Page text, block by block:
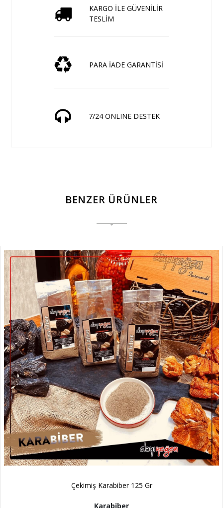
KARGO İLE GÜVENİLİR
TESLİM
PARA İADE GARANTİSİ
7/24 ONLINE DESTEK
BENZER ÜRÜNLER
Çekimiş Karabiber 125 Gr
Karabiber